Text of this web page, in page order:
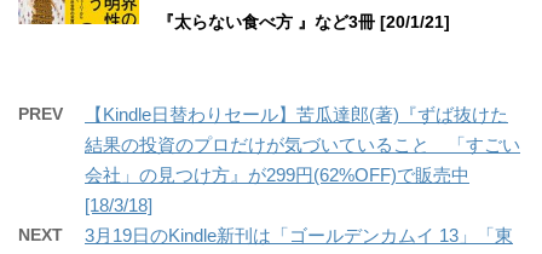
『太らない食べ方 』など3冊 [20/1/21]
PREV
【Kindle日替わりセール】苦瓜達郎(著)『ずば抜けた
結果の投資のプロだけが気づいていること 「すごい
会社」の見つけ方』が299円(62%OFF)で販売中
[18/3/18]
NEXT
3月19日のKindle新刊は「ゴールデンカムイ 13」「東